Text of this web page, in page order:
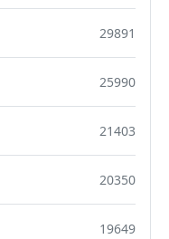
29891
25990
21403
20350
19649